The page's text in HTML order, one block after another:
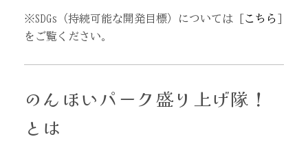
※SDGs（持続可能な開発目標）については [ こちら
をご覧ください。
のんほいパーク盛り上げ隊！
とは